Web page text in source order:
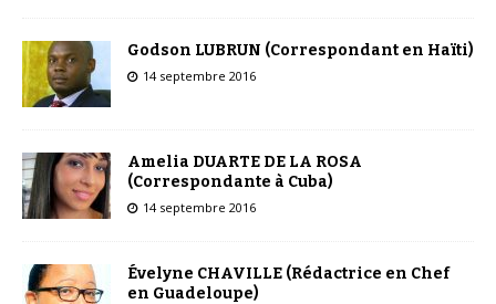
Godson LUBRUN (Correspondant en Haïti)
14 septembre 2016
Amelia DUARTE DE LA ROSA
(Correspondante à Cuba)
14 septembre 2016
Évelyne CHAVILLE (Rédactrice en Chef
en Guadeloupe)